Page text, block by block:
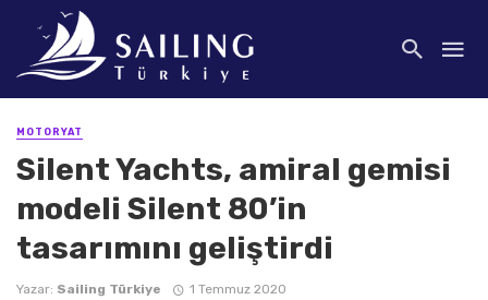
MOTORYAT
Silent Yachts, amiral gemisi
modeli Silent 80’in
tasarımını geliştirdi
Yazar: Sailing Türkiye 1 Temmuz 2020